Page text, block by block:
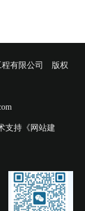
程有限公司 版权
支持《网站建